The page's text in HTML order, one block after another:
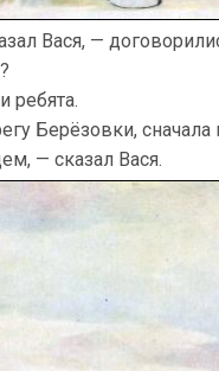
Вася, —
ребята.
Берёзовки,
— сказал Вася.